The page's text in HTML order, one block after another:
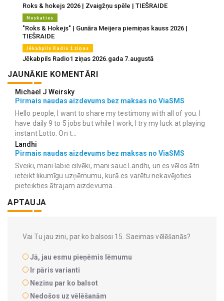
Roks & hokejs 2026 | Zvaigžņu spēle | TIEŠRAIDE
Noskaties
"Roks & Hokejs" | Gunāra Meijera piemiņas kauss 2026 |
TIEŠRAIDE
Jēkabpils Radio 1 ziņas
Jēkabpils Radio1 ziņas 2026.gada 7.augustā
JAUNĀKIE KOMENTĀRI
Michael J Weirsky
Pirmais naudas aizdevums bez maksas no ViaSMS
Hello people, I want to share my testimony with all of you. I
have daily 9 to 5 jobs but while I work, I try my luck at playing
instant Lotto. On t...
Landhi
Pirmais naudas aizdevums bez maksas no ViaSMS
Sveiki, mani labie cilvēki, mani sauc Landhi, un es vēlos ātri
ieteikt likumīgu uzņēmumu, kurā es varētu nekavējoties
pieteikties ātrajam aizdevuma...
APTAUJA
Vai Tu jau zini, par ko balsosi 15. Saeimas vēlēšanās?
Jā, jau esmu pieņēmis lēmumu
Ir pāris varianti
Nezinu par ko balsot
Nedošos uz vēlēšanām